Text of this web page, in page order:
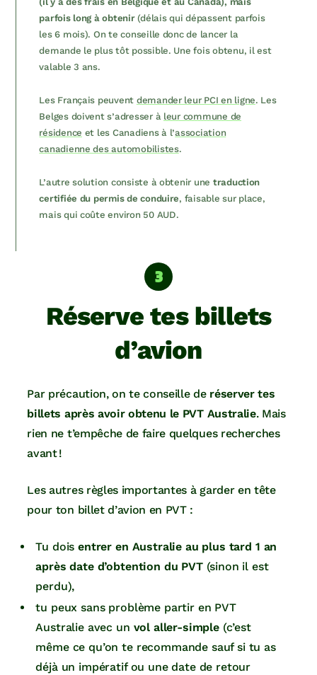
parfois long à obtenir(délais qui dépassent parfois
les 6 mois). On te conseille donc de lancer la
demande le plus tôt possible. Une fois obtenu, il est
valable 3 ans.
Les Français peuvent demander leur PCI en ligne. Les
Belges doivent s’adresser à leur commune de
résidence et les Canadiens à l’association
canadienne des automobilistes.
L’autre solution consiste à obtenir une traduction
certifiée du permis de conduire, faisable sur place,
mais qui coûte environ 50 AUD.
Réserve tes billets
d’avion
Par précaution, on te conseille de réserver tes
billets après avoir obtenu le PVT Australie. Mais
rien ne t’empêche de faire quelques recherches
avant !
Les autres règles importantes à garder en tête
pour ton billet d’avion en PVT :
Tu doisentrer en Australie au plus tard 1 an
après date d’obtention du PVT(sinon il est
perdu),
tu peux sans problème partir en PVT
Australie avec un vol aller-simple(c’est
même ce qu’on te recommande sauf si tu as
déjà un impératif ou une date de retour